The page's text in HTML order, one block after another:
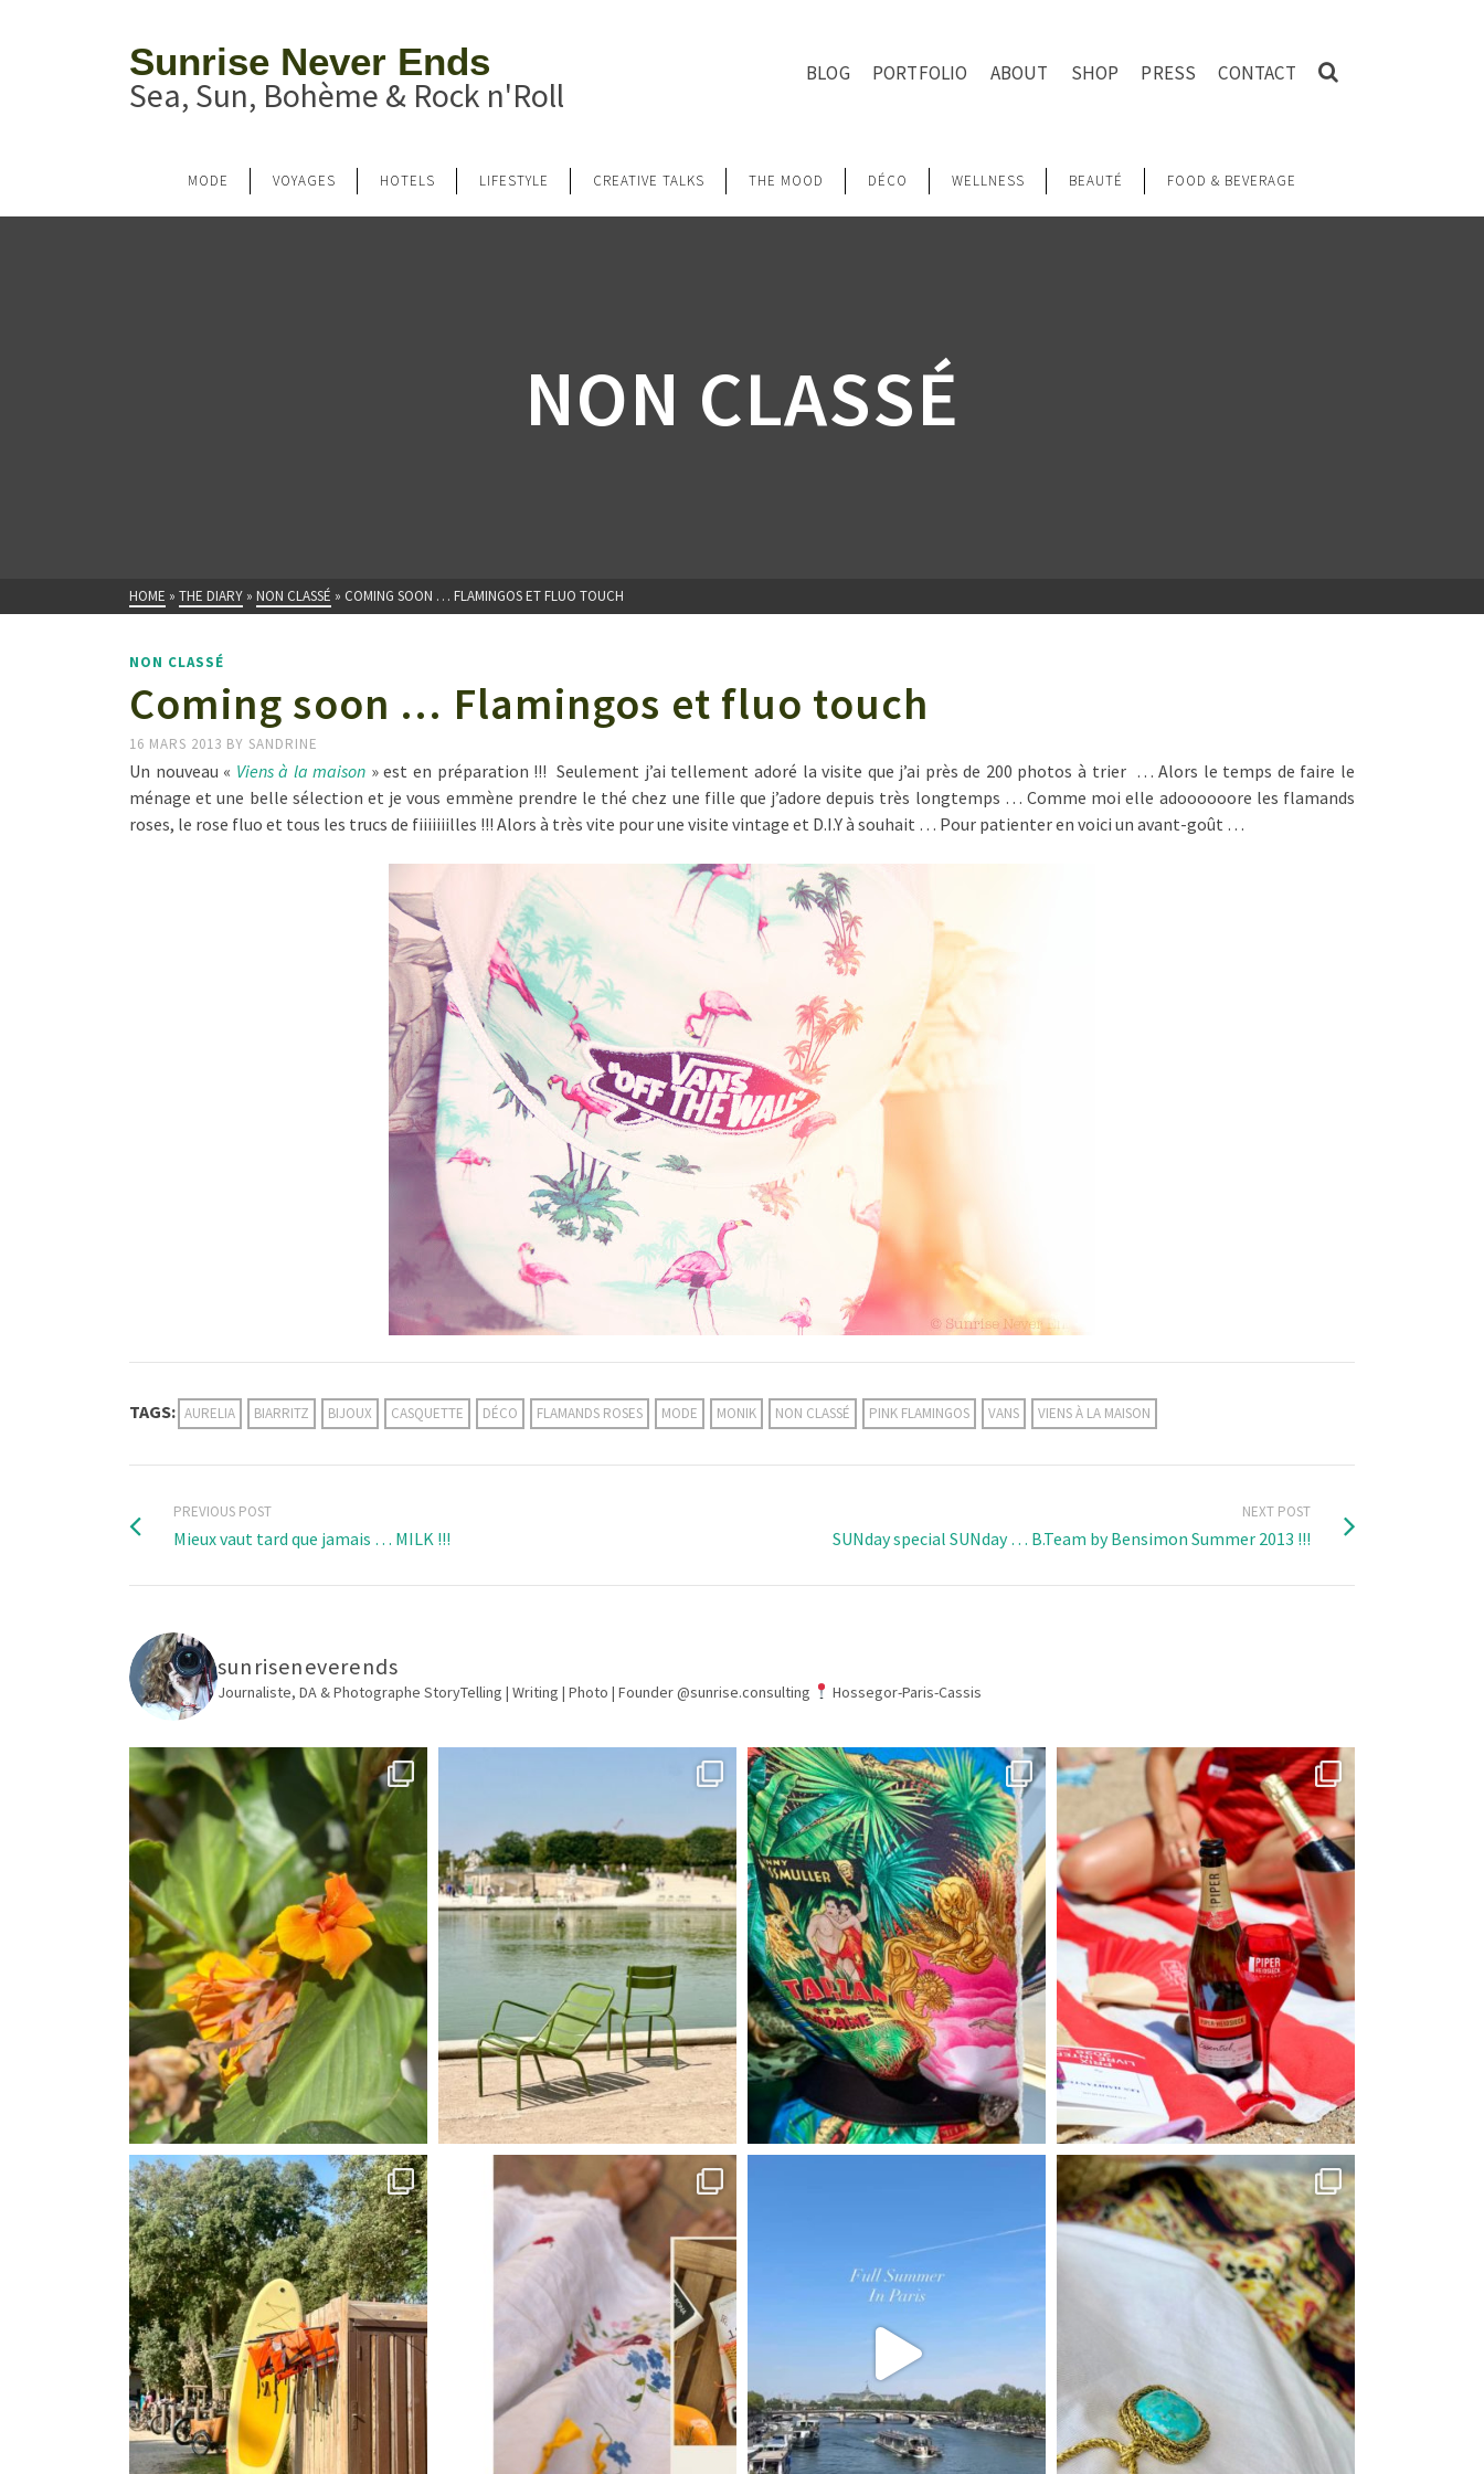
Sunrise Never Ends
Sea, Sun, Bohème & Rock n'Roll
BLOG PORTFOLIO ABOUT SHOP PRESS CONTACT
MODE VOYAGES HOTELS LIFESTYLE CREATIVE TALKS THE MOOD DÉCO WELLNESS BEAUTÉ FOOD & BEVERAGE
NON CLASSÉ
HOME » THE DIARY » NON CLASSÉ » COMING SOON … FLAMINGOS ET FLUO TOUCH
NON CLASSÉ
Coming soon … Flamingos et fluo touch
16 MARS 2013 BY SANDRINE
Un nouveau « Viens à la maison » est en préparation !!! Seulement j’ai tellement adoré la visite que j’ai près de 200 photos à trier … Alors le temps de faire le
ménage et une belle sélection et je vous emmène prendre le thé chez une fille que j’adore depuis très longtemps … Comme moi elle adoooooore les flamands
roses, le rose fluo et tous les trucs de fiiiiiiilles !!! Alors à très vite pour une visite vintage et D.I.Y à souhait … Pour patienter en voici un avant-goût …
TAGS: AURELIA BIARRITZ BIJOUX CASQUETTE DÉCO FLAMANDS ROSES MODE MONIK NON CLASSÉ PINK FLAMINGOS VANS VIENS À LA MAISON
PREVIOUS POST
Mieux vaut tard que jamais … MILK !!!
NEXT POST
SUNday special SUNday … B.Team by Bensimon Summer 2013 !!!
sunriseneverends
Journaliste, DA & Photographe StoryTelling | Writing | Photo | Founder @sunrise.consulting Hossegor-Paris-Cassis